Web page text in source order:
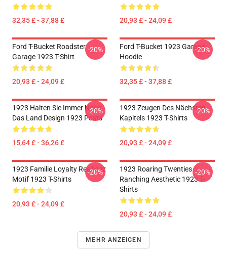
32,35 £ - 37,88 £ 20,93 £ - 24,09 £
Ford T-Bucket Roadster
Garage 1923 T-Shirt
20,93 £ - 24,09 £
-20%
Ford T-Bucket 1923 Garage
Hoodie
32,35 £ - 37,88 £
-20%
1923 Halten Sie Immer Noch
Das Land Design 1923 Posts
15,64 £ - 36,26 £
-20%
1923 Zeugen Des Nächsten
Kapitels 1923 T-Shirts
20,93 £ - 24,09 £
-20%
1923 Familie Loyalty Resilienz
Motif 1923 T-Shirts
20,93 £ - 24,09 £
-20%
1923 Roaring Twenties
Ranching Aesthetic 1923 T-
Shirts
20,93 £ - 24,09 £
-20%
MEHR ANZEIGEN